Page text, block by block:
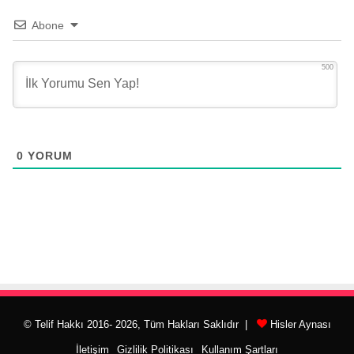
Abone
500
0 YORUM
© Telif Hakkı 2016- 2026, Tüm Hakları Saklıdır | Hisler Aynası
İletişim Gizlilik Politikası Kullanım Şartları